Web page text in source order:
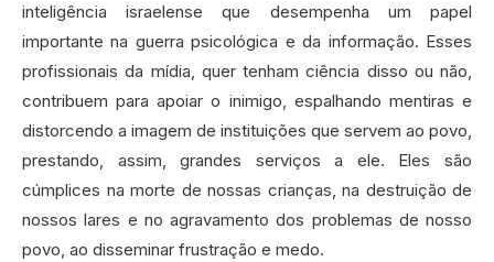
inteligência israelense que desempenha um papel
importante na guerra psicológica e da informação. Esses
profissionais da mídia, quer tenham ciência disso ou não,
contribuem para apoiar o inimigo, espalhando mentiras e
distorcendo a imagem de instituições que servem ao povo,
prestando, assim, grandes serviços a ele. Eles são
cúmplices na morte de nossas crianças, na destruição de
nossos lares e no agravamento dos problemas de nosso
povo, ao disseminar frustração e medo.‍